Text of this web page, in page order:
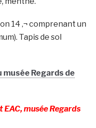
14 ‚¬ comprenant un
Tapis de sol
musée Regards de
musée Regards